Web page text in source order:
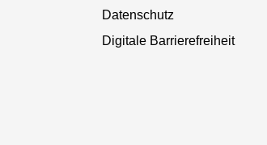
Datenschutz
Digitale Barrierefreiheit